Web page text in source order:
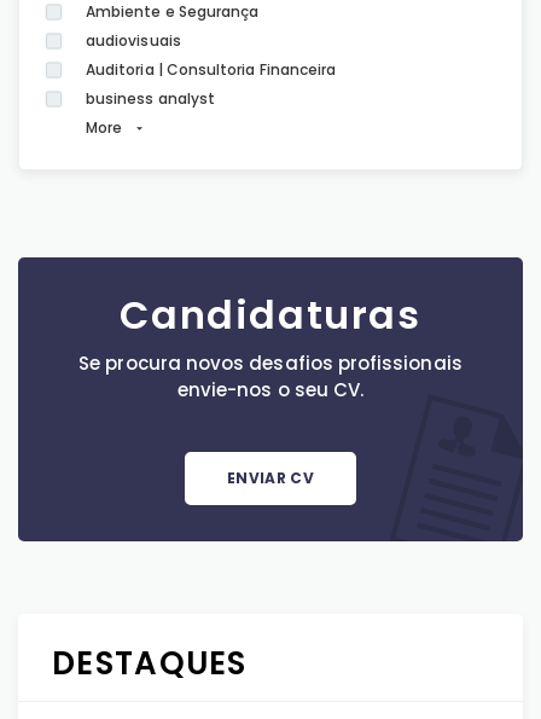
Ambiente e Segurança
audiovisuais
Auditoria | Consultoria Financeira
business analyst
More
Candidaturas
Se procura novos desafios profissionais
envie-nos o seu CV.
ENVIAR CV
DESTAQUES